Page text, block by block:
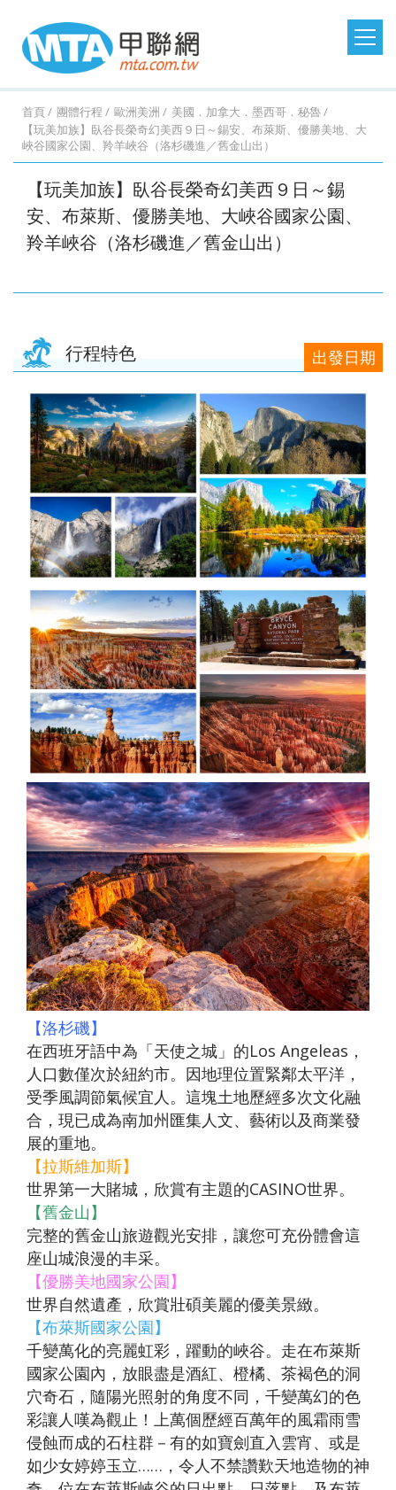
日本旅遊
桃園
出
發．
沖繩
桃園
出
發．
京阪
大阪
機加
酒
桃園
出
發．
東京
新潟
桃園
出
發．
日本
藏王
樹冰
桃園
出
發．
機加
酒
桃園
出
發．
山陰
山
陽．
四國
秘境
桃園
出
發．
北海
道．
破冰
船．
北海
道機
加酒
台中
出
發．
北海
道．
楓紅
北
國．
雪白
國度
台中
出
發．
京阪
神．
立山
黑
部．
東京
富士
山．
東北
台中
出
發．
四國
秘
境．
熊
本．
九
州．
福岡
機加
酒
台中
出
發．
沖繩
機加
酒．
六人
小團
高雄
出
發．
東
京．
日本
東
北．
東京
大阪
機加
酒
【來去
沖繩】
沖繩機
加酒、
自由行
四日 (
市區酒
店含早
餐 ) 2
人成行
【來去
沖繩】
沖繩機
加酒、
自由行
四日 (
市區酒
店含早
餐、2
人成行
) 【星
【沖繩
沖繩機
加酒の
行四日
( 含小
費、接
送機及
1午1晚
餐+2天
【嗨玩
滿漁市
之上神
宮、美
國村、
瀨長島
半自由
行四天
【四國
戶潮音
豆島～
道後古
湯礦山
遊船纜
車採果
雙溫泉
韓國旅遊
桃園
出
發．
首爾
桃園
出
發．
釜山
桃園
出
發．
濟洲
台中
出
發．
首爾
台中
出
發．
出
濟州
出
首爾
出
出
【獨家
中釜玩
麗水】
星球水
族館、
順天灣
國家園
林、
LUGE
渠道滑
車+纜
車、泰
迪熊博
物館、
伽倻主
題公園
+韓服
體驗
+塗鴉
秀、韓
式下午
茶五天
（升等
３晚五
花酒
店）
《不走
人蔘
+保肝
店》
【真航
空、台
中直
飛】
【心動
釜山玩
麗水】
LUGE
渠道滑
車+纜
車、泰
迪熊博
物館、
巨濟
島、海
金剛船
遊、天
空膠囊
列車、
加耶主
題公
園、長
腳蟹吃
天（五
花麗水
酒店１
晚+釜
酒店２
晚）
人蔘、
保肝》
【德威
航空、
桃園直
飛】
【暑假
樂樂濟
州鬥陣
行】濟
州鐵軌
自行車
（四人
一臺）
泰迪熊
王國、
跆拳武
藝秀、
東邊松
堂童話
村、駱
駝體驗
五天
（升等
２晚五
店）
《不走
人蔘
+保
航空、
濟州】
【中釜
玩星宇
帶您嗨
翻釜
山】渠
道滑車
+纜
車、海
岸列
車、加
耶主題
公園
+韓服
體驗、
水果大
福
DIY+韓
服體驗
+韓式
六天
《不走
人蔘保
肝》
五花酒
【星宇
飛】
【玩釜
山搭星
宇】加
耶主題
公園
+韓服
體驗
+塗鴉
秀、
SKYLUGE
釜山天
際線斜
坡滑車
+纜
車、水
果大福
DIY+韓
服體驗
+韓式
五天
（升等
１晚五
花酒
人蔘、
【星宇
港澳大陸
台中
出
發．
九寨
台中
出
發．
張家
台中
出
發．
重
大峽
谷
台中
出
發．
江
台中
出
發．
桃園
出
發．
九寨
溝．
稻城
亞丁
桃園
出
發．
雲
南．
昆大
麗．
貴州
桃園
出
發．
張家
界．
重
慶．
長江
三
峽．
恩施
大峽
谷
桃園
出
發．
江
南．
黃
山．
江西
桃園
出
發．
北
京．
貝加
爾湖
桃園
出
發．
哈爾
濱．
內
蒙．
北極
村
桃園
出
發．
絲
路．
南北
疆．
西藏
【遊遍
中國自
由行】
重慶張
家界～
鳳凰古
城、張
家界景
區、袁
家界景
區、濯
水古
鎮、輕
軌體驗
#台中
直飛成
見中國
自由
行】童
話九寨
溝、熊
貓基
地、五
彩黃
龍、寬
窄巷
子、船
直飛成
遍中國
行】成
都樂山
都江堰
水利工
程、中
國古羌
城、牟
尼溝、
中國自
重慶南
橋、烏
廊、武
陵山大
裂谷、
輕軌穿
樓、重
慶枇杷
中國自
重慶武
橋、湖
大峽
谷、三
排椅八
日（無
購物、
無自
東南亞旅遊
台中
出
發．
峴
桃園
出
發．
峴
桃園
出
發．
芽
台中
出
發．
清
桃園
出
發．
欣．
清邁
桃園
出
發．
長灘
島．
海盜
船
桃園
出
發．
薄荷
島．
宿霧
高雄
出
發．
峴
港．
六人
小團
【邂逅
峴港】
優雅在
峴四星
版六日
（奧黛
體驗、
龍蝦饗
宴、無
購物、
無自理
餐、
VIP通
關）6
人成行
【越捷
航空、
台中直
飛】
【虎力
全開夯
玩峴
港】巴
拿山一
票玩到
底、纜
車佛手
橋纜車
來回、
鎮．世
界文化
遺產、
迦南島
船、網
紅下午
（全程
入住當
地四星
酒店）
《無購
物》
【台灣
虎航、
桃園出
發】
【來去
長灘】
長灘島
機加
酒、自
由行五
日
【菲律
賓航
空、2
行】
【萬象
暹邏】
頂泰豐
曼谷五
星酒店
五日
（獨家
亞特蘭
蒂斯郵
輪男模
爾頓下
午茶、
綠山國
家公
園）
航空、
【虎虎
發峴慢
悠法式
城堡】
巴拿山
一票玩
到底、
佛手橋
纜車來
回、迦
桶船、
魅力峴
港秀
會、會
天（入
山法式
店）
《無購
物》
【台灣
虎航、
桃園出
發】
澳洲紐西蘭
澳
洲．
墨爾
本
紐西
蘭．
金旅
獎
【知南
行易】
魅力雙
城－雪
梨+黃
金海岸
８日～
歌劇院
入內、
雙城遊
船、螃
蟹河生
態、無
尾熊抱
抱（中
華航
空）
【知南
行易】
希爾頓
假期、
東澳全
覽９日
～入住
五星希
爾頓飯
店１
晚、雙
遊船、
加贈雪
梨夜遊
【知南
行易】
食在好
味
3.0、
東澳９
日～廚
師帽餐
廳、全
覽三
城、加
贈雪梨
夜遊
【知南
行易】
新一品
紐西蘭
１０天
～金旅
獎、南
北島、
冰河峽
灣（紐
西蘭航
空）
【知南
行易】
東澳蒂
莉雪９
日～金
旅獎、
廚師帽
饗宴、
徒步美
食地
圖、登
三塔暢
遊農莊
歐洲美洲
美
國．
加拿
大．
德
國．
瑞
士．
法
國．
英國
西班
牙．
義大
利．
奧捷
匈
土耳
其．
黃金
杜拜
北
歐．
芬
冰島
波
蘭．
愛沙
尼
亞．
拉脫
維
亞．
立陶
宛
【魅力
歐洲】
法比荷
～最愛
羅浮
宮、特
色三遊
船、絕
美羊角
村、運
河風車
城８日
【玩美
加族】
臥谷長
榮歡樂
美西９
日～優
地、大
峽谷國
家公
園、羚
谷、環
球影城
山進／
洛杉磯
出）
【國航
假期】
波蘭波
羅的海
三小國
（立陶
脫維
亞、愛
沙尼
亞）１
【玩美
加族】
臥谷長
榮奇幻
美西９
日～錫
萊斯、
優勝美
地、大
峽谷國
羊峽谷
磯進／
【魅力
歐洲】
德瑞冰
雪鐵力
士山、
德國童
堡、黃
金景觀
快線、
世界遺
郵輪假期
MSC
郵輪
探索
星號
【麗星
郵輪】
探索星
號～石
垣島海
上遊３
天２夜
（基隆
港出
發）
【麗星
郵輪】
探索星
號～那
霸、石
垣假期
４天３
夜（基
隆港出
發）
【歐亞
玩家】
地中海
郵輪假
期榮耀
號～宮
古島、
沖繩、
石垣島
自主遊
５天
（基隆
出發）
【歐亞
玩家】
2026
詩歌極
境星旅
～MSC
阿拉斯
加冰河
奇航１
１日（
早鳥優
惠實施
中 ）
【歐亞
玩家】
文明與
自然的
盛典・
東地中
海十六
湖１４
天
（MSC
和諧
號、義
大利、
克羅埃
西亞、
希臘、
蒙特內
哥羅、
斯洛維
尼亞）
澎湖
旅遊
金門
旅遊
馬祖
旅遊
台灣
旅遊
【來去
金門】
戰地三
日遊
（台中
出發
） 華
信航空
【遨遊
台灣】
去馬祖
卡蹓、
暢遊
南、北
竿三日
( 台中
出發 )
【樂遊
金門】
山后民
俗文化
村、建
功嶼、
痛風海
鮮餐三
日（
華信、
立榮
）6人
成行、
北中南
出發
【艾玩
大小
金】金
門摩西
分海、
太武
山、豪
華全牛
宴三天
（台中
出發
）華信
航空
【璀璨
大小
金】金
門摩西
分海、
豪華全
牛宴四
日（
台中出
發 ）
全程無
自理餐
首頁 團體行程 歐洲美洲
美國．加拿大．墨西哥．秘魯
【玩美加族】臥谷長榮奇幻美西９日～錫安、布萊斯、優勝美地、大
峽谷國家公園、羚羊峽谷（洛杉磯進／舊金山出）
【玩美加族】臥谷長榮奇幻美西９日～錫
安、布萊斯、優勝美地、大峽谷國家公園、
羚羊峽谷（洛杉磯進／舊金山出）
行程特色 出發日期
【洛杉磯】
在西班牙語中為「天使之城」的Los Angeleas，
人口數僅次於紐約市。因地理位置緊鄰太平洋，
受季風調節氣候宜人。這塊土地歷經多次文化融
合，現已成為南加州匯集人文、藝術以及商業發
展的重地。
【拉斯維加斯】
世界第一大賭城，欣賞有主題的CASINO世界。
【舊金山】
完整的舊金山旅遊觀光安排，讓您可充份體會這
座山城浪漫的丰采。
【優勝美地國家公園】
世界自然遺產，欣賞壯碩美麗的優美景緻。
【布萊斯國家公園】
千變萬化的亮麗虹彩，躍動的峽谷。走在布萊斯
國家公園內，放眼盡是酒紅、橙橘、茶褐色的洞
穴奇石，隨陽光照射的角度不同，千變萬幻的色
彩讓人嘆為觀止！上萬個歷經百萬年的風霜雨雪
侵蝕而成的石柱群－有的如寶劍直入雲宵、或是
如少女婷婷玉立……，令人不禁讚歎天地造物的神